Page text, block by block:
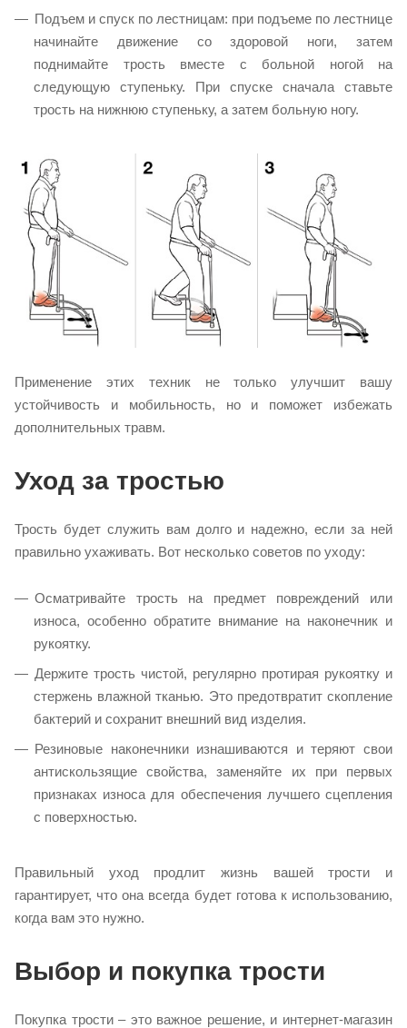
Подъем и спуск по лестницам: при подъеме по лестнице
начинайте движение со здоровой ноги, затем
поднимайте трость вместе с больной ногой на
следующую ступеньку. При спуске сначала ставьте
трость на нижнюю ступеньку, а затем больную ногу.
Применение этих техник не только улучшит вашу
устойчивость и мобильность, но и поможет избежать
дополнительных травм.
Уход за тростью
Трость будет служить вам долго и надежно, если за ней
правильно ухаживать. Вот несколько советов по уходу:
Осматривайте трость на предмет повреждений или
износа, особенно обратите внимание на наконечник и
рукоятку.
Держите трость чистой, регулярно протирая рукоятку и
стержень влажной тканью. Это предотвратит скопление
бактерий и сохранит внешний вид изделия.
Резиновые наконечники изнашиваются и теряют свои
антискользящие свойства, заменяйте их при первых
признаках износа для обеспечения лучшего сцепления
с поверхностью.
Правильный уход продлит жизнь вашей трости и
гарантирует, что она всегда будет готова к использованию,
когда вам это нужно.
Выбор и покупка трости
Покупка трости – это важное решение, и интернет-магазин